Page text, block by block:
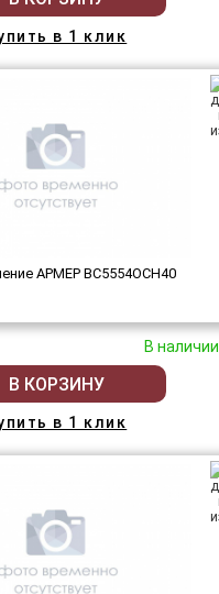
в 1 клик
АРМЕР ВС5554ОСН40
В наличии
В КОРЗИНУ
в 1 клик